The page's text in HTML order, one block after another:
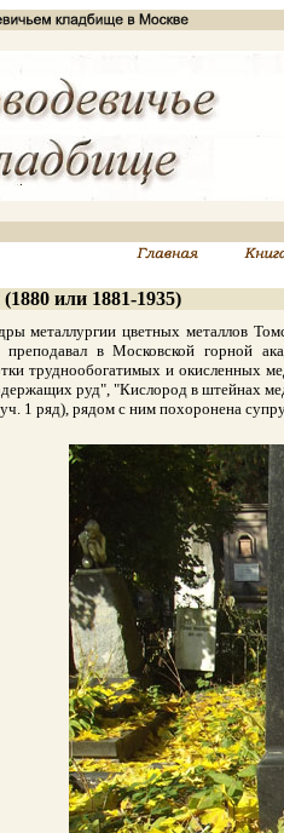
или 1881-1935)
цветных металлов
в Московской горной
труднообогатимых и окисленных
руд", "Кислород в штейнах
1 ряд), рядом с ним похоронена